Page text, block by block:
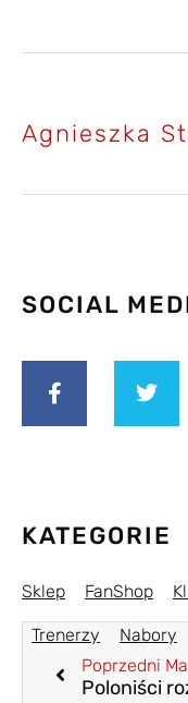
Agnieszka
SOCIAL
KATEGORIE
Sklep FanShop
Trenerzy Nabory
Poprzedni